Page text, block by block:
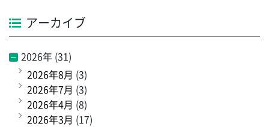
アーカイブ
2026年 (31)
2026年8月 (3)
2026年7月 (3)
2026年4月 (8)
2026年3月 (17)